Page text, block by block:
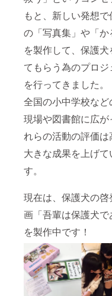
もと、新しい発想で
の「写真集」や「か
を製作して、保護犬
てもらう為のプロジ
を行ってきました。
全国の小中学校など
現場や図書館に広が
れらの活動の評価は
大きな成果を上げて
す。
現在は、保護犬の啓
画「吾輩は保護犬で
を製作中です！